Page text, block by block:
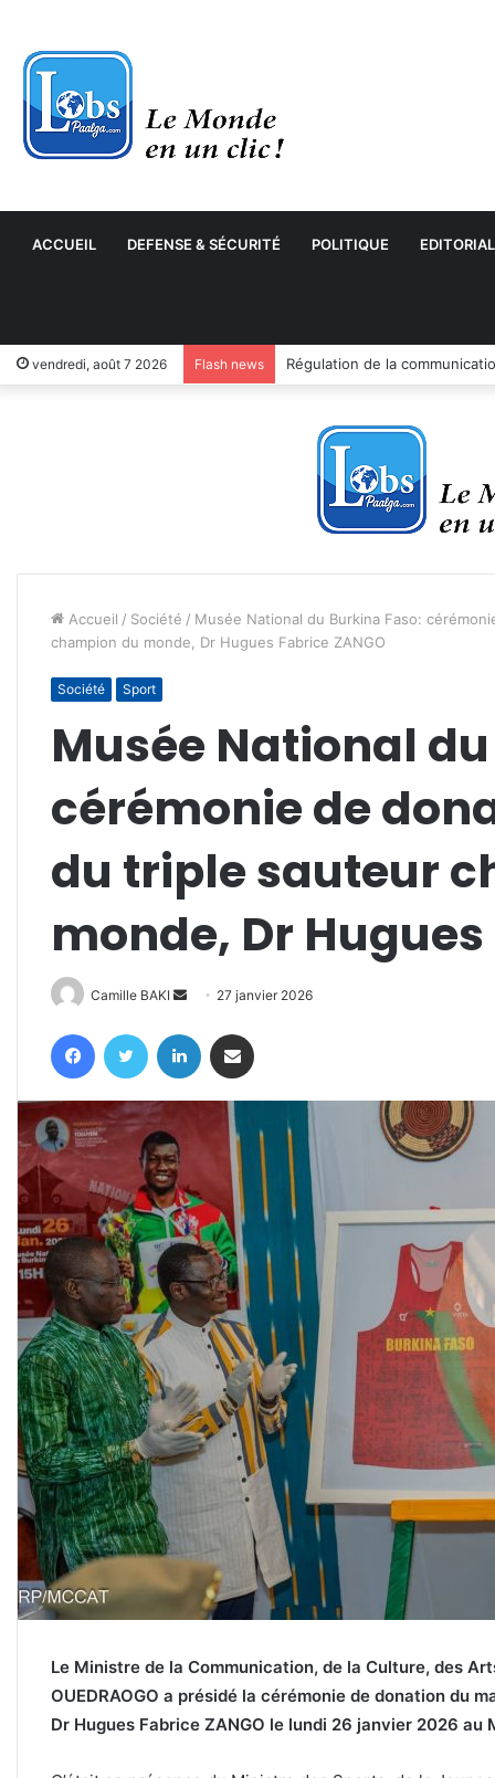
ACCUEIL DEFENSE & SÉCURITÉ POLITIQUE EDITORIAL
vendredi, août 7 2026 Flash news
Accueil / Société / Musée National du Burkina Faso:
champion du monde, Dr Hugues Fabrice ZANGO
Société Sport
Musée National
cérémonie de
du triple sauteur
monde, Dr Hugues
Camille BAKI
Envoyer
courriel
27 janvier 2026
FacebookTwitter Linkedin
Le Ministre de la Communication, de la Culture, des
OUEDRAOGO a présidé la cérémonie de donation du
Dr Hugues Fabrice ZANGO le lundi 26 janvier 2026 au